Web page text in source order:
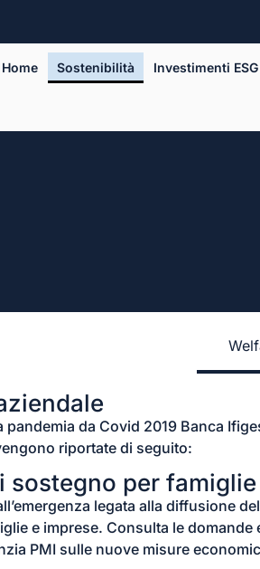
Home Sostenibilità Investimenti ESG
pandemia da Covid 2019 Banca
riportate di seguito:
sostegno per
legata alla diffusione
e imprese. Consulta le domande
PMI sulle nuove misure